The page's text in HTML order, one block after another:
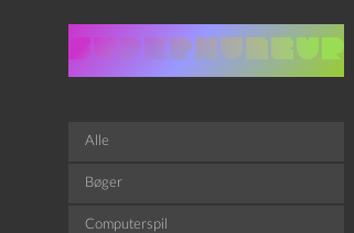
Alle
Bøger
Computerspil